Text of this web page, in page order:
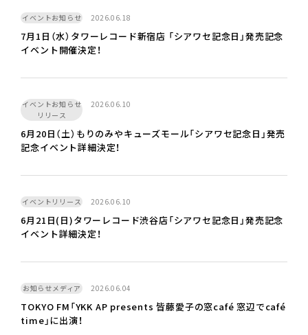
イベントお知らせ 2026.06.18
7月1日（水）タワーレコード新宿店 「シアワセ記念日」発売記念
イベント開催決定！
イベントお知らせ
リリース
2026.06.10
6月20日（土）もりのみやキューズモール「シアワセ記念日」発売
記念イベント詳細決定！
イベントリリース 2026.06.10
6月21日(日)タワーレコード渋谷店「シアワセ記念日」発売記念
イベント詳細決定！
お知らせメディア 2026.06.04
TOKYO FM「YKK AP presents 皆藤愛子の窓café 窓辺でcafé
time」に出演！